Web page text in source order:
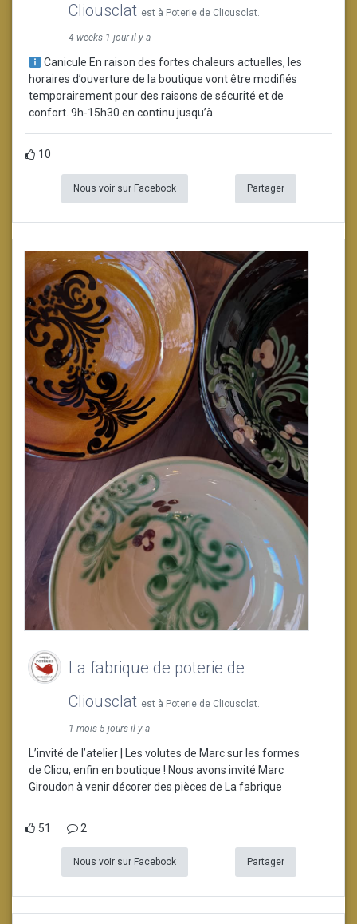
Cliousclat est à Poterie de Cliousclat.
4 weeks 1 jour il y a
Canicule En raison des fortes chaleurs actuelles, les
horaires d’ouverture de la boutique vont être modifiés
temporairement pour des raisons de sécurité et de
confort. 9h-15h30 en continu jusqu’à
10
Nous voir sur Facebook Partager
La fabrique de poterie de
Cliousclat est à Poterie de Cliousclat.
1 mois 5 jours il y a
L’invité de l’atelier | Les volutes de Marc sur les formes
de Cliou, enfin en boutique ! Nous avons invité Marc
Giroudon à venir décorer des pièces de La fabrique
51 2
Nous voir sur Facebook Partager